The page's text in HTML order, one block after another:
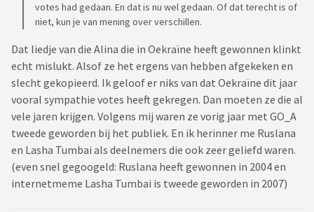
votes had gedaan. En dat is nu wel gedaan. Of dat terecht is of
niet, kun je van mening over verschillen.
Dat liedje van die Alina die in Oekraïne heeft gewonnen klinkt
echt mislukt. Alsof ze het ergens van hebben afgekeken en
slecht gekopieerd. Ik geloof er niks van dat Oekraïne dit jaar
vooral sympathie votes heeft gekregen. Dan moeten ze die al
vele jaren krijgen. Volgens mij waren ze vorig jaar met GO_A
tweede geworden bij het publiek. En ik herinner me Ruslana
en Lasha Tumbai als deelnemers die ook zeer geliefd waren.
(even snel gegoogeld: Ruslana heeft gewonnen in 2004 en
internetmeme Lasha Tumbai is tweede geworden in 2007)